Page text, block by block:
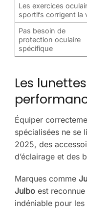
Les exercices
sportifs corrigent la
Pas besoin de
protection oculaire
spécifique
Les
Équiper
spécialisées ne se
2025, des
d’éclairage et des
Marques comme
Julbo est
indéniable pour